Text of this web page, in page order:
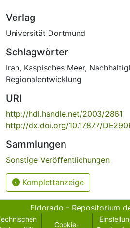
Verlag
Universität Dortmund
Schlagwörter
Iran, Kaspisches Meer,
Regionalentwicklung
URI
http://hdl.handle.net/2003/2861
http://dx.doi.org/10.17877/
Sammlungen
Sonstige Veröffentlichungen
Komplettanzeige
Eldorado - Repositorium
Cookie-